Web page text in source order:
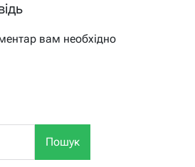
вам необхідно
Пошук